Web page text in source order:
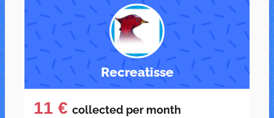
Recreatisse
11 € collected per month